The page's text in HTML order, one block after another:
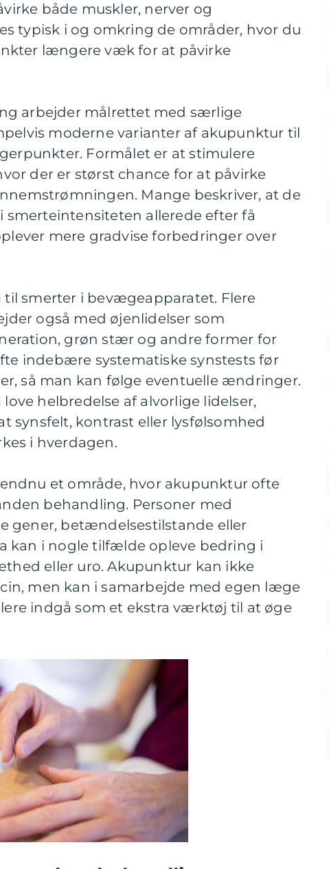
både muskler, nerver og
typisk i og omkring de områder, hvor du
længere væk for at påvirke
arbejder målrettet med særlige
moderne varianter af akupunktur til
Formålet er at stimulere
der er størst chance for at påvirke
Mange beskriver, at de
allerede efter få
mere gradvise forbedringer over
smerter i bevægeapparatet. Flere
også med øjenlidelser som
grøn stær og andre former for
indebære systematiske synstests før
så man kan følge eventuelle ændringer.
helbredelse af alvorlige lidelser,
synsfelt, kontrast eller lysfølsomhed
i hverdagen.
et område, hvor akupunktur ofte
behandling. Personer med
gener, betændelsestilstande eller
kan i nogle tilfælde opleve bedring i
eller uro. Akupunktur kan ikke
men kan i samarbejde med egen læge
indgå som et ekstra værktøj til at øge